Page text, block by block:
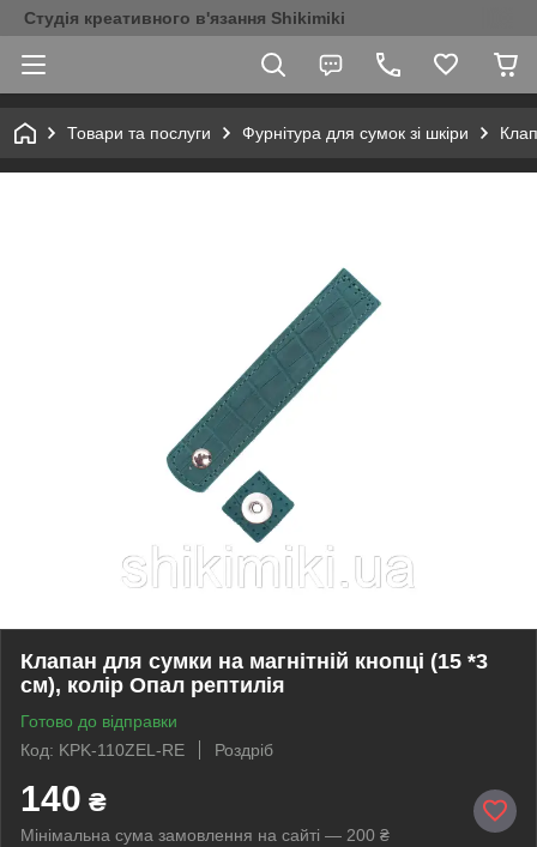
Студія креативного в'язання Shikimiki
Товари та послуги Фурнітура для сумок зі шкіри
Клапан для сумки на магнітній кнопці (15 *3
см), колір Опал рептилія
Готово до відправки
Код: KPK-110ZEL-RE
Роздріб
140 ₴
Мінімальна сума замовлення на сайті — 200 ₴